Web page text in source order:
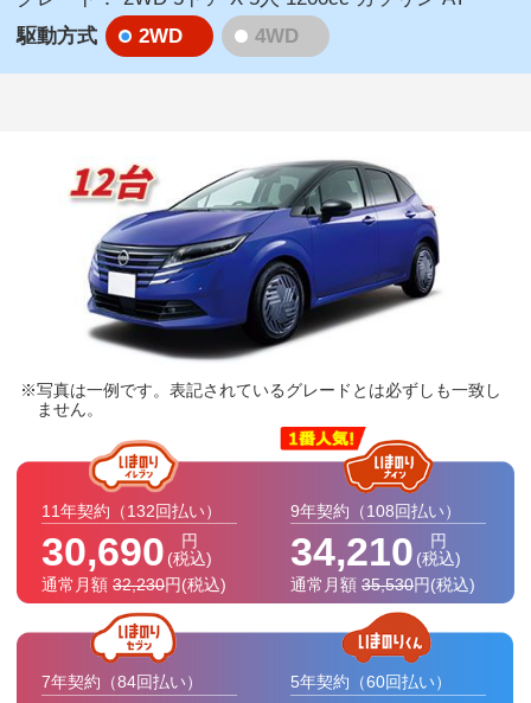
駆動方式
2WD 4WD
写真は一例です。表記されているグレードとは必ずしも一致し
ません。
11年契約 （132回払い）
30,690
円
(税込)
通常月額 32,230円(税込)
9年契約 （108回払い）
34,210
円
(税込)
通常月額 35,530円(税込)
7年契約 （84回払い） 5年契約 （60回払い）